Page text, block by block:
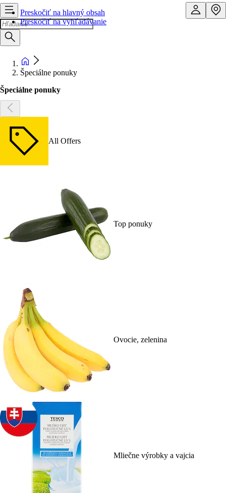
Preskočiť na hlavný obsah
Preskočiť na vyhľadávanie
Špeciálne ponuky
Špeciálne ponuky
All Offers
Top ponuky
Ovocie, zelenina
Mliečne výrobky a vajcia